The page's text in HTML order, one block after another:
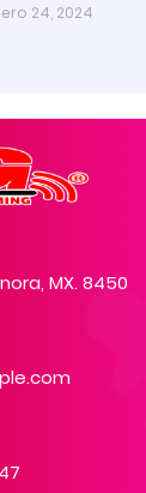
24, 2024
MX. 8450